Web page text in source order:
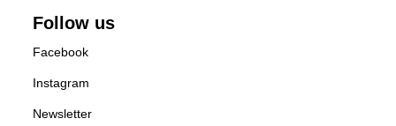
Follow us
Facebook
Instagram
Newsletter